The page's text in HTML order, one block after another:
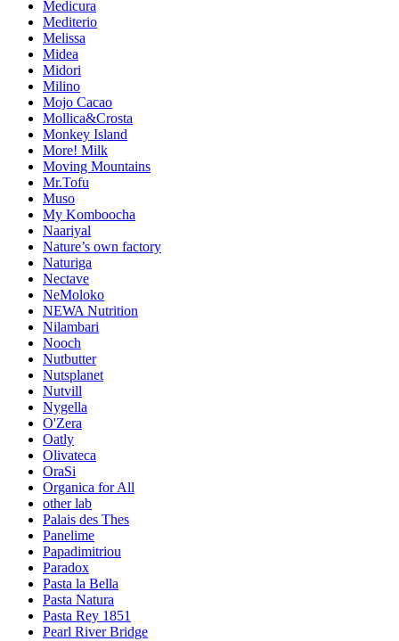
Medicura
Mediterio
Melissa
Midea
Midori
Milino
Mojo Cacao
Mollica&Crosta
Monkey Island
More! Milk
Moving Mountains
Mr.Tofu
Muso
My Komboocha
Naariyal
Nature’s own factory
Naturiga
Nectave
NeMoloko
NEWA Nutrition
Nilambari
Nooch
Nutbutter
Nutsplanet
Nutvill
Nygella
O'Zera
Oatly
Olivateca
OraSi
Organica for All
other lab
Palais des Thes
Panelime
Papadimitriou
Paradox
Pasta la Bella
Pasta Natura
Pasta Rey 1851
Pearl River Bridge